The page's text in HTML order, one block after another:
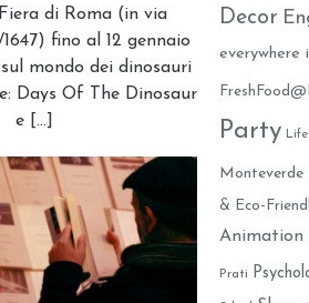
di Roma (in via
1647) fino al 12 gennaio
mondo dei dinosauri
Days Of The Dinosaur
e […]
Decor
everywhere
Party Life
Monteverde
& Eco-
Animation
Prati